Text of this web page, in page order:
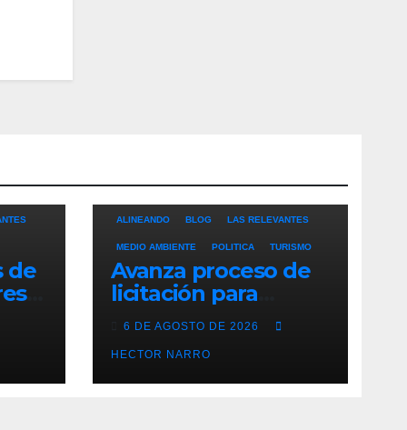
de
ALINEANDO BLOG LAS RELEVANTES
MEDIO AMBIENTE POLITICA TURISMO
Avanza proceso de
licitación para
adquisición de
maquinaria del Plan
de Regeneración
del Estero Josefino
6 DE AGOSTO DE 2026
HECTOR NARRO